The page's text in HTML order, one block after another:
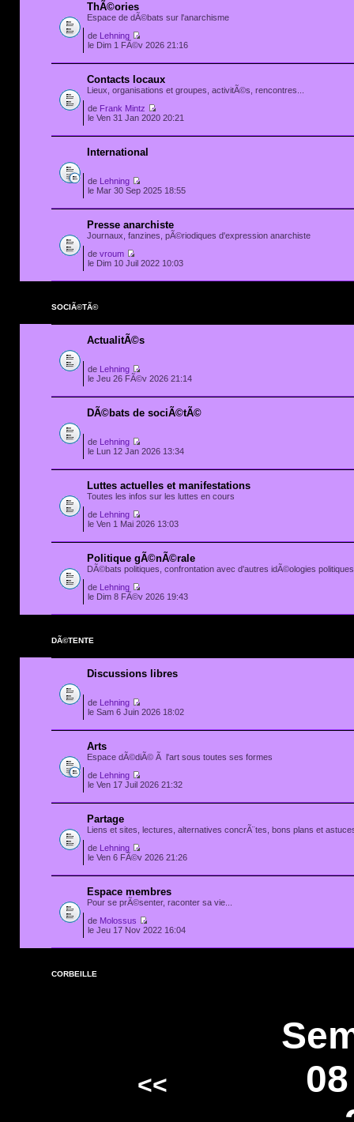
ThÃ©ories
Espace de dÃ©bats sur l'anarchisme
de
Lehning
le Dim 1 FÃ©v 2026 21:16
Contacts locaux
Lieux, organisations et groupes, activitÃ©s, rencontres...
de Frank Mintz
le Ven 31 Jan 2020 20:21
International
de
Lehning
le Mar 30 Sep 2025 18:55
Presse anarchiste
Journaux, fanzines, pÃ©riodiques d'expression anarchiste
de vroum
le Dim 10 Juil 2022 10:03
SOCIÃ©TÃ©
ActualitÃ©s
de
Lehning
le Jeu 26 FÃ©v 2026 21:14
DÃ©bats de sociÃ©tÃ©
de
Lehning
le Lun 12 Jan 2026 13:34
Luttes actuelles et manifestations
Toutes les infos sur les luttes en cours
de
Lehning
le Ven 1 Mai 2026 13:03
Politique gÃ©nÃ©rale
DÃ©bats politiques, confrontation avec d'autres idÃ©ologies
de
Lehning
le Dim 8 FÃ©v 2026 19:43
DÃ©TENTE
Discussions libres
de
Lehning
le Sam 6 Juin 2026 18:02
Arts
Espace dÃ©diÃ© Ã l'art sous toutes ses formes
de
Lehning
le Ven 17 Juil 2026 21:32
Partage
Liens et sites, lectures, alternatives concrÃ¨tes, bons plans et
de
Lehning
le Ven 6 FÃ©v 2026 21:26
Espace membres
Pour se prÃ©senter, raconter sa vie...
de Molossus
le Jeu 17 Nov 2022 16:04
CORBEILLE
<<